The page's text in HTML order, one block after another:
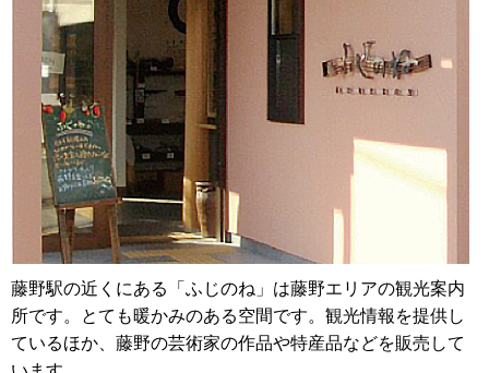
藤野駅の近くにある「ふじのね」は藤野エリアの観光案内
所です。とても暖かみのある空間です。観光情報を提供し
ているほか、藤野の芸術家の作品や特産品などを販売して